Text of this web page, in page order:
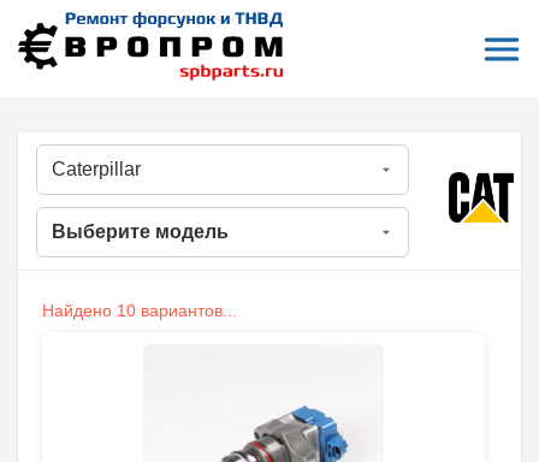
На главную Все форсунки Ремонт форсунок Caterpillar
РЕМОНТ И ПРОДАЖА ФОРСУНОК CATERPILLAR
Найдено 10 вариантов...